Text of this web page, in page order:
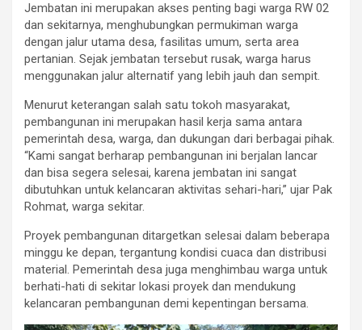
Jembatan ini merupakan akses penting bagi warga RW 02
dan sekitarnya, menghubungkan permukiman warga
dengan jalur utama desa, fasilitas umum, serta area
pertanian. Sejak jembatan tersebut rusak, warga harus
menggunakan jalur alternatif yang lebih jauh dan sempit.
Menurut keterangan salah satu tokoh masyarakat,
pembangunan ini merupakan hasil kerja sama antara
pemerintah desa, warga, dan dukungan dari berbagai pihak.
“Kami sangat berharap pembangunan ini berjalan lancar
dan bisa segera selesai, karena jembatan ini sangat
dibutuhkan untuk kelancaran aktivitas sehari-hari,” ujar Pak
Rohmat, warga sekitar.
Proyek pembangunan ditargetkan selesai dalam beberapa
minggu ke depan, tergantung kondisi cuaca dan distribusi
material. Pemerintah desa juga menghimbau warga untuk
berhati-hati di sekitar lokasi proyek dan mendukung
kelancaran pembangunan demi kepentingan bersama.